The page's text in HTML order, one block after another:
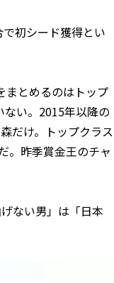
初シード獲得とい
まとめるのはトップ
い。2015年以降の
だけ。トップクラス
。昨季賞金王のチャ
ない男」は「日本